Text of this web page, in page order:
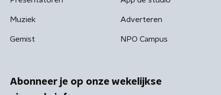
Muziek
Gemist
Adverteren
NPO Campus
Abonneer je op onze wekelijkse